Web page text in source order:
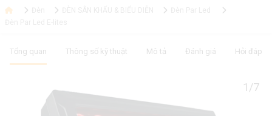
Tổng quan Thông số kỹ thuật Mô tả Đánh giá Hỏi đáp
1/7